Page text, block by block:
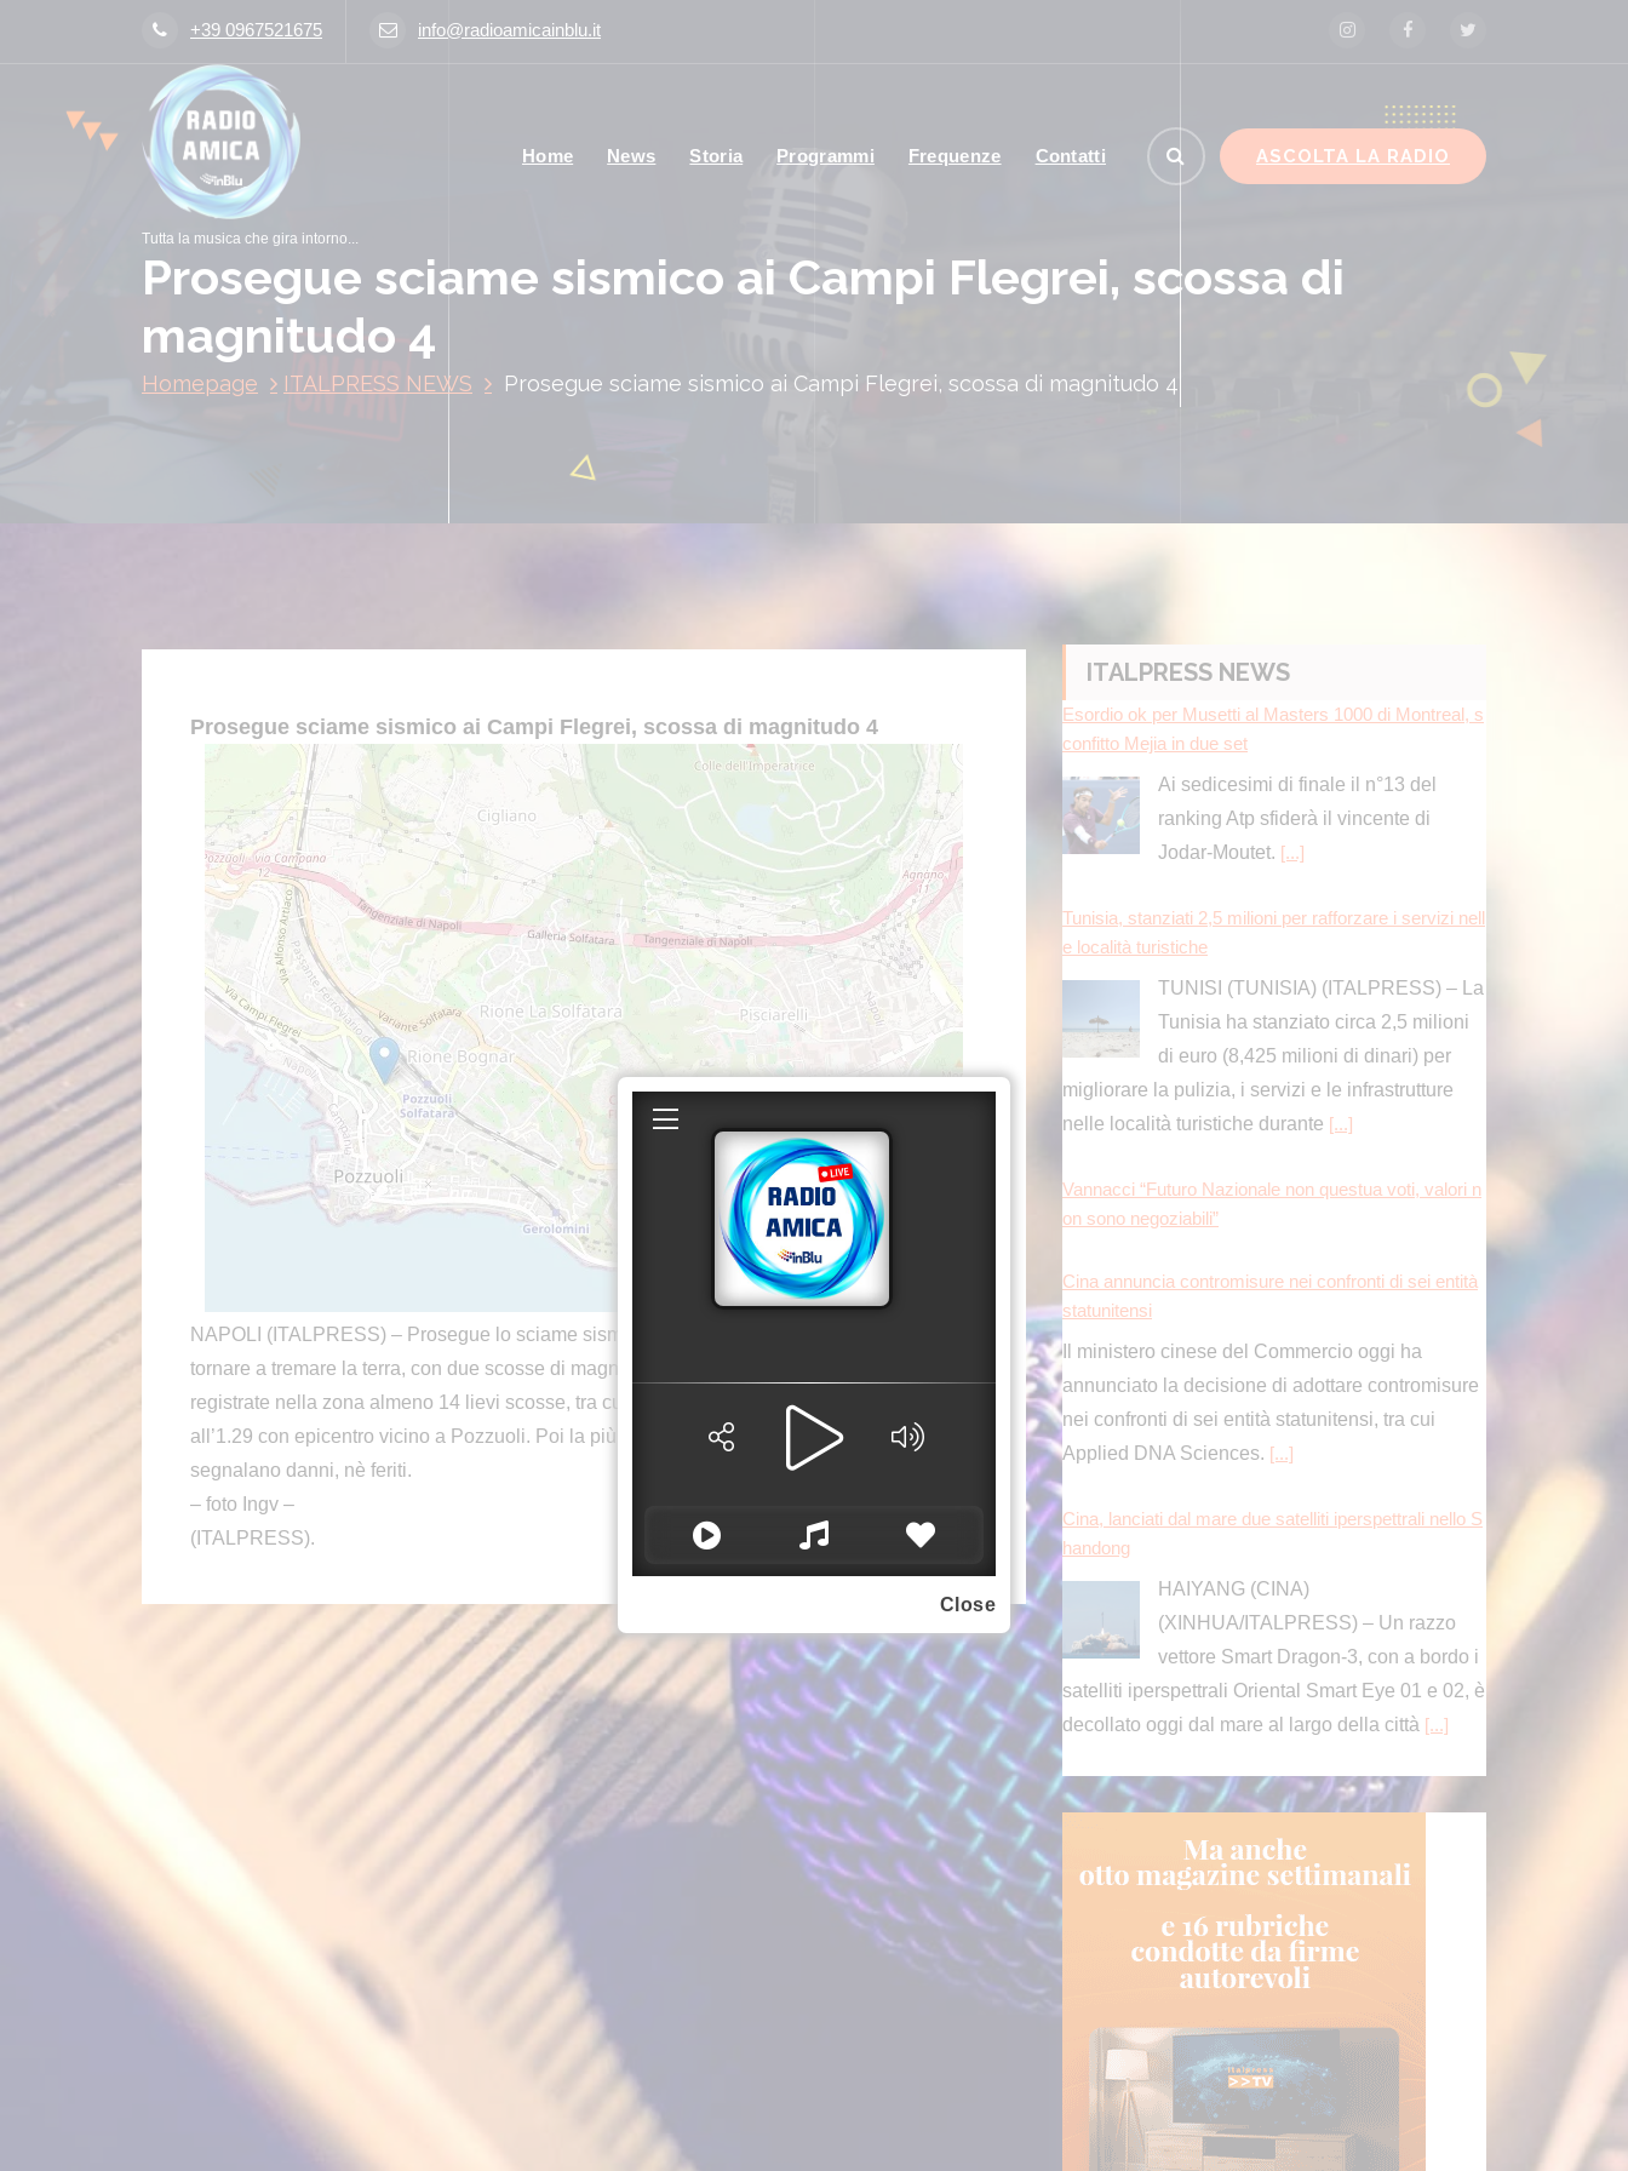
+39 0967521675 info@radioamicainblu.it
Tutta la musica che gira intorno...
Home News Storia Programmi Frequenze Contatti ASCOLTA LA RADIO
Prosegue sciame sismico ai Campi Flegrei, scossa di
magnitudo 4
Homepage ITALPRESS NEWS Prosegue sciame sismico ai Campi Flegrei, scossa di magnitudo 4
Prosegue sciame sismico ai Campi Flegrei, scossa di magnitudo 4
NAPOLI (ITALPRESS) – Prosegue lo sciame sismico ai Campi Flegrei, dove da ieri è
tornare a tremare la terra, con due scosse di magnitudo 3.3. Dalla mezzanotte sono state
registrate nella zona almeno 14 lievi scosse, tra cui due di magnitudo 2.8 alle 00.33 e
all’1.29 con epicentro vicino a Pozzuoli. Poi la più forte, alle 4.55, di magnitudo 4. Non si
segnalano danni, nè feriti.
– foto Ingv –
(ITALPRESS).
ITALPRESS NEWS
Tunisia, stanziati 2,5 milioni per rafforzare i servizi nell
e località turistiche
TUNISI (TUNISIA) (ITALPRESS) – La
Tunisia ha stanziato circa 2,5 milioni
di euro (8,425 milioni di dinari) per
nelle località turistiche durante[...]
Vannacci “Futuro Nazionale non questua voti, valori n
on sono negoziabili”
Cina annuncia contromisure nei confronti di sei entità
annunciato la decisione di adottare contromisure
nei confronti di sei entità statunitensi, tra cui
Cina, lanciati dal mare due satelliti iperspettrali nello S
handong
HAIYANG (CINA)
(XINHUA/ITALPRESS) – Un razzo
vettore Smart Dragon-3, con a bordo i
decollato oggi dal mare al largo della città [...]
Esordio ok per Musetti al Masters 1000 di Montreal, s
confitto Mejia in due set
Ai sedicesimi di finale il n°13 del
ranking Atp sfiderà il vincente di
Jodar-Moutet.
[...]
Close